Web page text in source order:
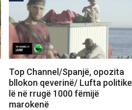
Top Channel/Spanjë, opozita
bllokon qeverinë/ Lufta politike
lë në rrugë 1000 fëmijë
marokenë